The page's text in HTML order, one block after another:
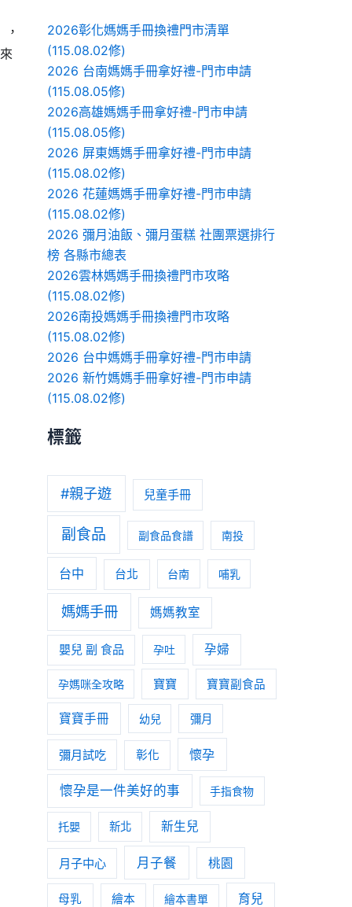
2026彰化媽媽手冊換禮門市清單
(115.08.02修)
2026 台南媽媽手冊拿好禮-門市申請
(115.08.05修)
2026高雄媽媽手冊拿好禮-門市申請
(115.08.05修)
2026 屏東媽媽手冊拿好禮-門市申請
(115.08.02修)
2026 花蓮媽媽手冊拿好禮-門市申請
(115.08.02修)
2026 彌月油飯、彌月蛋糕 社團票選排行
榜 各縣市總表
2026雲林媽媽手冊換禮門市攻略
(115.08.02修)
2026南投媽媽手冊換禮門市攻略
(115.08.02修)
2026 台中媽媽手冊拿好禮-門市申請
2026 新竹媽媽手冊拿好禮-門市申請
(115.08.02修)
標籤
#親子遊 兒童手冊
副食品 副食品食譜 南投
台中 台北 台南 哺乳
媽媽手冊 媽媽教室
嬰兒 副 食品 孕吐 孕婦
孕媽咪全攻略 寶寶 寶寶副食品
寶寶手冊 幼兒 彌月
彌月試吃 彰化 懷孕
懷孕是一件美好的事 手指食物
托嬰 新北 新生兒
月子中心 月子餐 桃園
母乳 繪本 繪本書單 育兒